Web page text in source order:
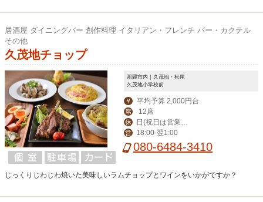
居酒屋 ダイニングバー 創作料理 イタリアン・フレンチ バー・カクテル
その他
久茂地チョップ
那覇市内｜久茂地・松尾
久茂地小学校前
￥ 平均予算 2,000円台
席 12席
休
月曜振替休)
営 18:00‐翌1:00
080-6484-3410
じっくりじわじわ焼いた美味しいラムチョップとワインをいかがですか？